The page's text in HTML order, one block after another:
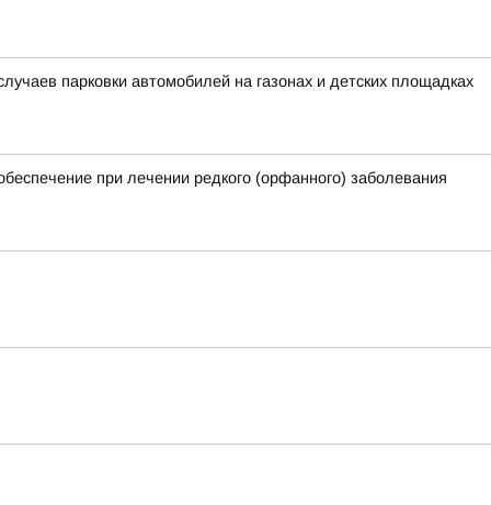
парковки автомобилей на газонах и детских площадках
при лечении редкого (орфанного) заболевания